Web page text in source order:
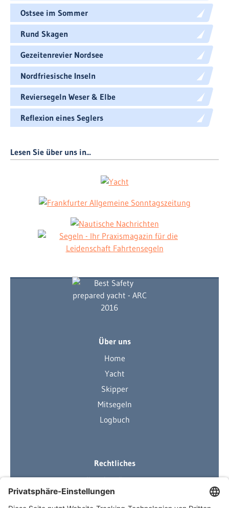
Ostsee im Sommer
Rund Skagen
Gezeitenrevier Nordsee
Nordfriesische Inseln
Reviersegeln Weser & Elbe
Reflexion eines Seglers
Lesen Sie über uns in...
Über uns
Home
Yacht
Skipper
Mitsegeln
Logbuch
Rechtliches
Ihre Ausrüstung
Impressum